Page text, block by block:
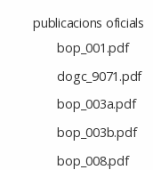
publicacions oficials
bop_001.pdf
dogc_9071.pdf
bop_003a.pdf
bop_003b.pdf
bop_008.pdf